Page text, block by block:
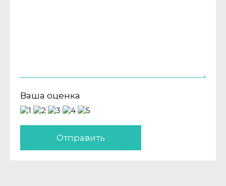
Ваша оценка
Отправить